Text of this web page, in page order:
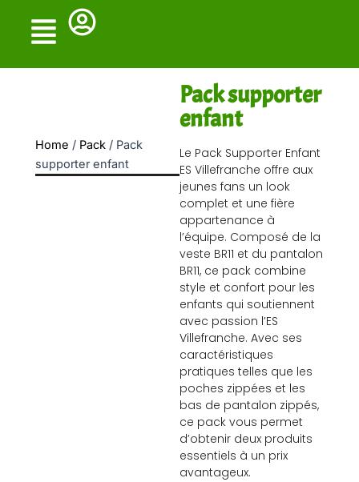
content
Home / Pack / Pack
supporter enfant
Pack supporter
enfant
Le Pack Supporter Enfant
ES Villefranche offre aux
jeunes fans un look
complet et une fière
appartenance à
l’équipe. Composé de la
veste BR11 et du pantalon
BR11, ce pack combine
style et confort pour les
enfants qui soutiennent
avec passion l’ES
Villefranche. Avec ses
caractéristiques
pratiques telles que les
poches zippées et les
bas de pantalon zippés,
ce pack vous permet
d’obtenir deux produits
essentiels à un prix
avantageux.